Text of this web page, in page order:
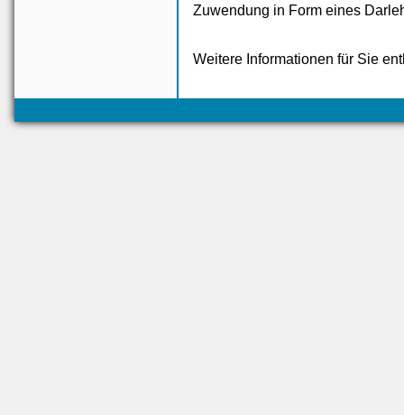
Zuwendung in Form eines
Weitere Informationen für Sie